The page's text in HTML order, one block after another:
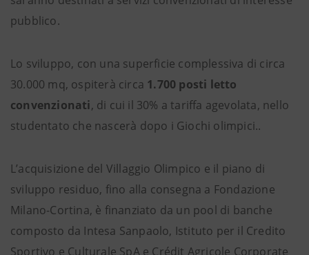
pubblico.
Lo sviluppo, con una superficie complessiva di circa
30.000 mq, ospiterà circa 1.700 posti letto
convenzionati, di cui il 30% a tariffa agevolata, nello
studentato che nascerà dopo i Giochi olimpici..
L’acquisizione del Villaggio Olimpico e il piano di
sviluppo residuo, fino alla consegna a Fondazione
Milano-Cortina, è finanziato da un pool di banche
composto da Intesa Sanpaolo, Istituto per il Credito
Sportivo e Culturale SpA e Crédit Agricole Corporate